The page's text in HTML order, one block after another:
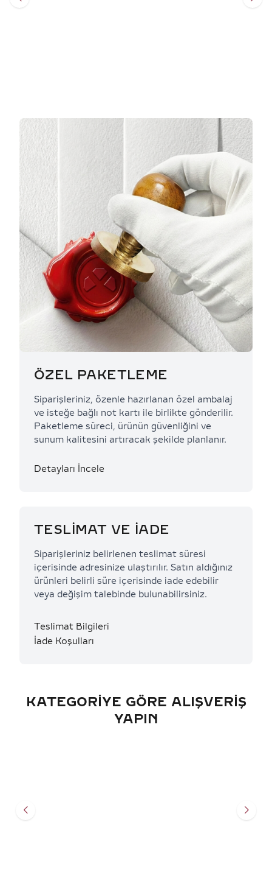
ÖZEL PAKETLEME
Siparişleriniz, özenle hazırlanan özel ambalaj
ve isteğe bağlı not kartı ile birlikte gönderilir.
Paketleme süreci, ürünün güvenliğini ve
sunum kalitesini artıracak şekilde planlanır.
Detayları İncele
TESLİMAT VE İADE
Siparişleriniz belirlenen teslimat süresi
içerisinde adresinize ulaştırılır. Satın aldığınız
ürünleri belirli süre içerisinde iade edebilir
veya değişim talebinde bulunabilirsiniz.
Teslimat Bilgileri
İade Koşulları
KATEGORIYE GÖRE ALIŞVERIŞ
YAPIN